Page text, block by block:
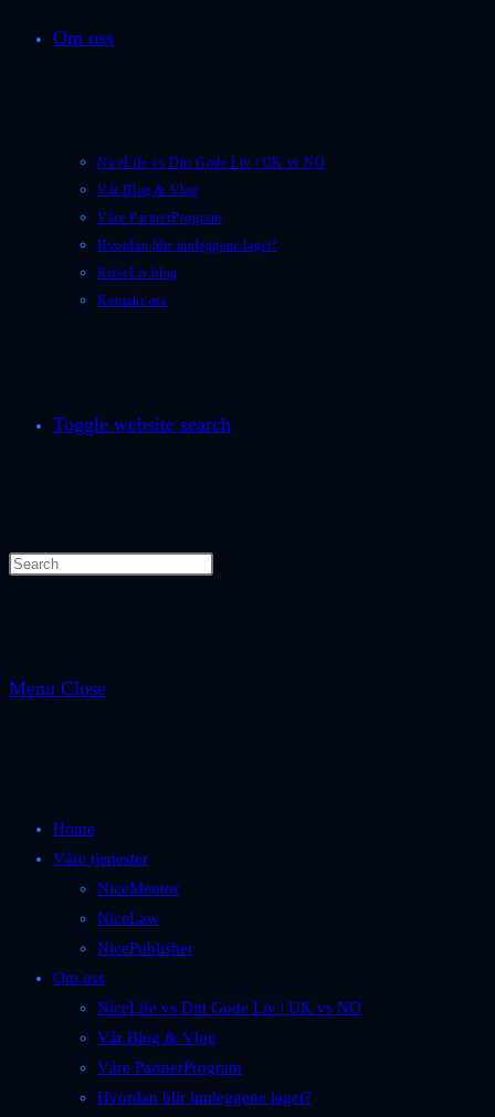
Om oss
NiceLife vs Ditt Gode Liv | UK vs NO
Vår Blog & Vlog
Våre PartnerProgram
Hvordan blir innleggene laget?
ReiseLiv.blog
Kontakt oss
Toggle website search
Menu Close
Home
Våre tjenester
NiceMentor
NiceLaw
NicePublisher
Om oss
NiceLife vs Ditt Gode Liv | UK vs NO
Vår Blog & Vlog
Våre PartnerProgram
Hvordan blir innleggene laget?